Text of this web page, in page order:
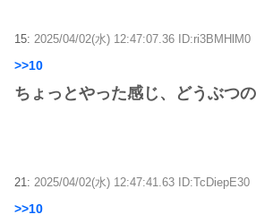
15: 2025/04/02(水) 12:47:07.36 ID:ri3BMHlM0
>>10
ちょっとやった感じ、どうぶつ
21: 2025/04/02(水) 12:47:41.63 ID:TcDiepE30
>>10